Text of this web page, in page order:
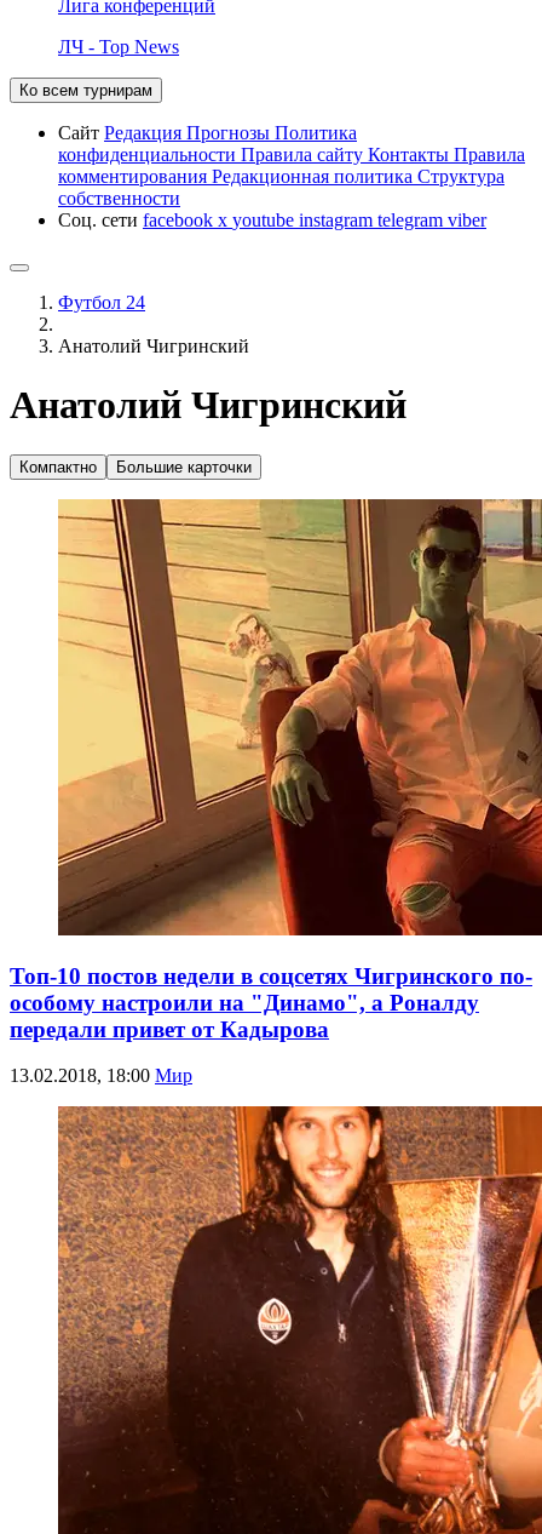
Лига конференций
ЛЧ - Top News
Ко всем турнирам
Сайт Редакция Прогнозы Политика
конфиденциальности Правила сайту Контакты Правила
комментирования Редакционная политика Структура
собственности
Соц. сети facebook x youtube instagram telegram viber
Футбол 24
Анатолий Чигринский
Анатолий Чигринский
Компактно Большие карточки
Топ-10 постов недели в соцсетях Чигринского по-
особому настроили на "Динамо", а Роналду
передали привет от Кадырова
13.02.2018, 18:00 Мир